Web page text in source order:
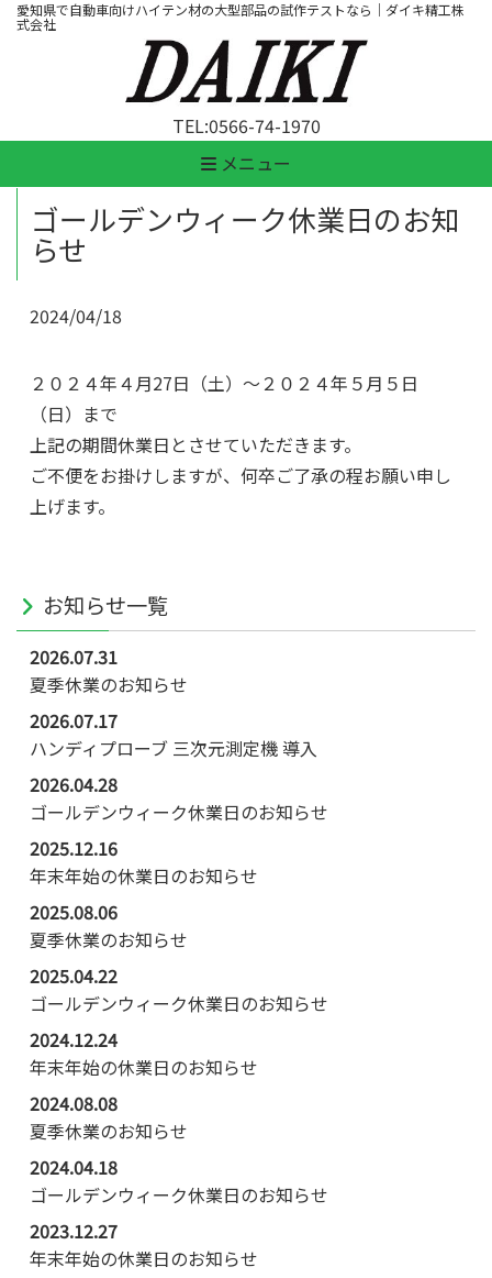
愛知県で自動車向けハイテン材の大型部品の試作テストなら｜ダイキ精工株
式会社
TEL:0566-74-1970
メニュー
ゴールデンウィーク休業日のお知
らせ
2024/04/18
２０２４年４月27日（土）～２０２４年５月５日
（日）まで
上記の期間休業日とさせていただきます。
ご不便をお掛けしますが、何卒ご了承の程お願い申し
上げます。
お知らせ一覧
2026.07.31
夏季休業のお知らせ
2026.07.17
ハンディプローブ 三次元測定機 導入
2026.04.28
ゴールデンウィーク休業日のお知らせ
2025.12.16
年末年始の休業日のお知らせ
2025.08.06
夏季休業のお知らせ
2025.04.22
ゴールデンウィーク休業日のお知らせ
2024.12.24
年末年始の休業日のお知らせ
2024.08.08
夏季休業のお知らせ
2024.04.18
ゴールデンウィーク休業日のお知らせ
2023.12.27
年末年始の休業日のお知らせ